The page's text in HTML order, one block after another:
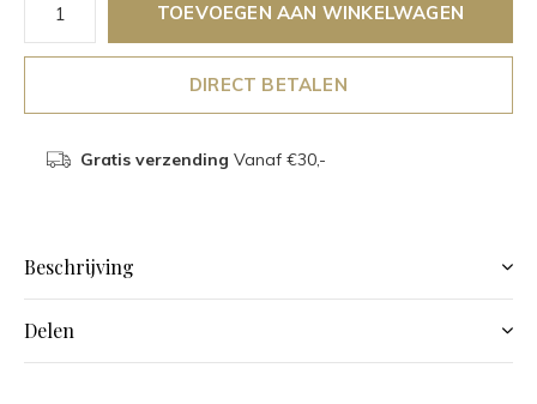
TOEVOEGEN AAN WINKELWAGEN
DIRECT BETALEN
Gratis verzending Vanaf €30,-
Beschrijving
Delen